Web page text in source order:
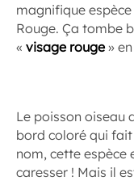
magnifique
Rouge. Ça tombe
« visage rouge»
Le poisson oiseau
bord coloré qui
nom, cette espèce
caresser ! Mais il